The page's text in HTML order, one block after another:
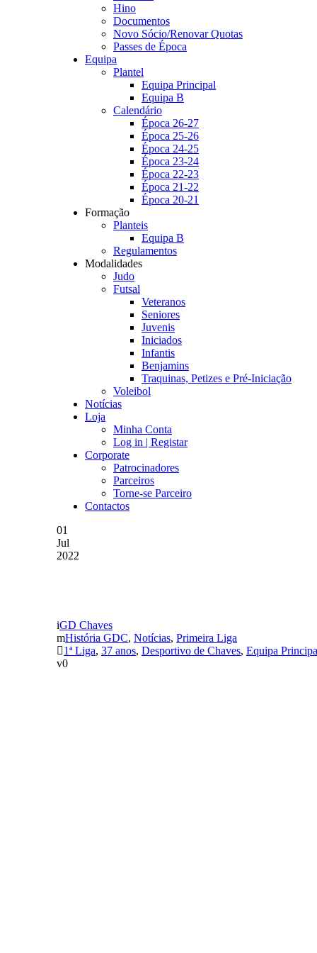
Hino
Documentos
Novo Sócio/Renovar Quotas
Passes de Época
Equipa
Plantel
Equipa Principal
Equipa B
Calendário
Época 26-27
Época 25-26
Época 24-25
Época 23-24
Época 22-23
Época 21-22
Época 20-21
Formação
Planteis
Equipa B
Regulamentos
Modalidades
Judo
Futsal
Veteranos
Seniores
Juvenis
Iniciados
Infantis
Benjamins
Traquinas, Petizes e Pré-Iniciação
Voleibol
Notícias
Loja
Minha Conta
Log in | Registar
Corporate
Patrocinadores
Parceiros
Torne-se Parceiro
Contactos
01
Jul
2022
GD Chaves
História GDC, Notícias, Primeira Liga
1ª Liga, 37 anos, Desportivo de Chaves, Equipa
0